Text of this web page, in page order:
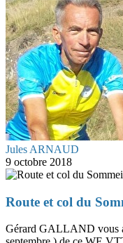
Jules ARNAUD
9 octobre 2018
Route et col du
Gérard GALLAND vous